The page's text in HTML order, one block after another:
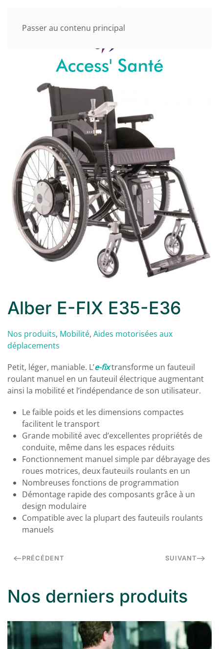
Passer au contenu principal
Alber E-FIX E35-E36
Nos produits, Mobilité, Aides motorisées aux
déplacements
Petit, léger, maniable. L’e-fixtransforme un fauteuil
roulant manuel en un fauteuil électrique augmentant
ainsi la mobilité et l’indépendance de son utilisateur.
Le faible poids et les dimensions compactes
facilitent le transport
Grande mobilité avec d’excellentes propriétés de
conduite, même dans les espaces réduits
Fonctionnement manuel simple par débrayage des
roues motrices, deux fauteuils roulants en un
Nombreuses fonctions de programmation
Démontage rapide des composants grâce à un
design modulaire
Compatible avec la plupart des fauteuils roulants
manuels
PRÉCÉDENT SUIVANT
Nos derniers produits